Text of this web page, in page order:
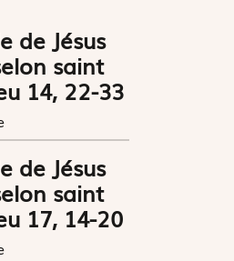
de Jésus
saint
14, 22-33
de Jésus
saint
17, 14-20